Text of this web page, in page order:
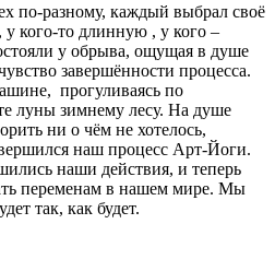
по-разному, каждый выбрал своё
кого-то длинную , у кого –
у обрыва, ощущая в душе
завершённости процесса.
прогуливаясь по
луны зимнему лесу. На душе
ни о чём не хотелось,
наш процесс Арт-Йоги.
наши действия, и теперь
переменам в нашем мире. Мы
так, как будет.